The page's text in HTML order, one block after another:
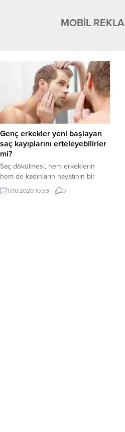
MOBİL
Genç erkekler yeni başlayan
saç kayıplarını erteleyebilirler
mi?
Saç dökülmesi, hem erkeklerin
hem de kadınların hayatının bir
döneminde mutlaka
karşılaşabilecekleri bir sorun.
17.10.2020 10:53 0